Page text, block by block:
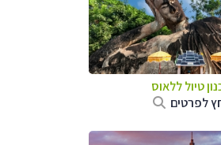
טיולללאוס
לפרטים